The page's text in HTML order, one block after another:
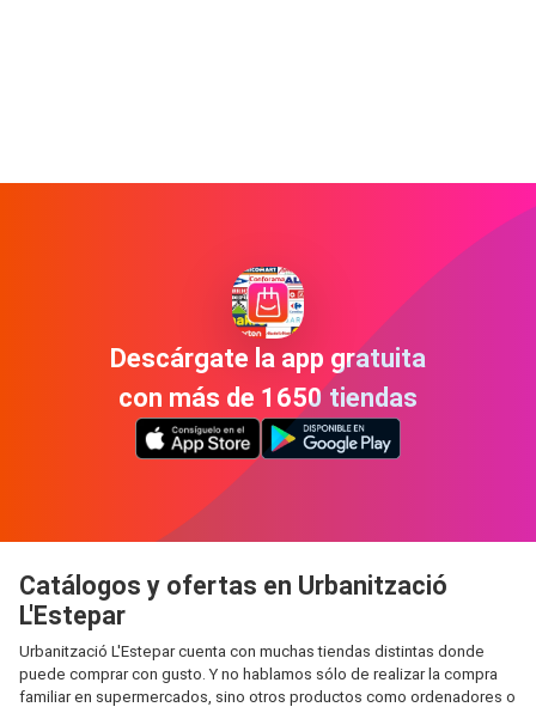
Descárgate la app gratuita
con más de 1650 tiendas
Catálogos y ofertas en Urbanització
L'Estepar
Urbanització L'Estepar cuenta con muchas tiendas distintas donde
puede comprar con gusto. Y no hablamos sólo de realizar la compra
familiar en supermercados, sino otros productos como ordenadores o